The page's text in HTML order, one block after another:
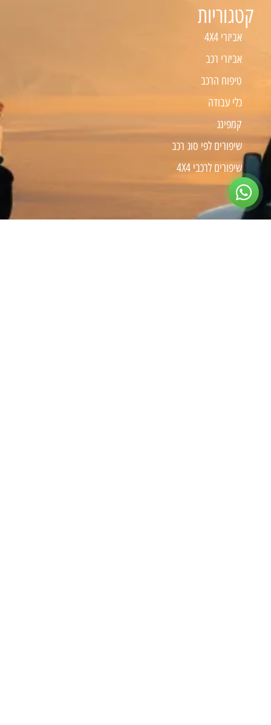
קטגוריות
אביזרי 4X4
אביזרי רכב
טיפוח הרכב
כלי עבודה
קמפינג
שיפורים לפי סוג רכב
שיפורים לרכבי 4X4